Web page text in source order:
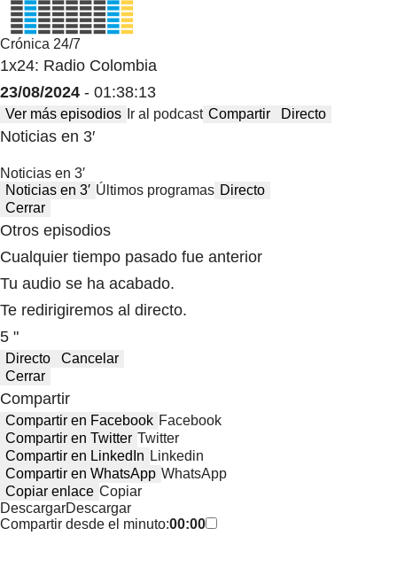
Crónica 24/7
1x24: Radio Colombia
23/08/2024 - 01:38:13
Ver más episodios Ir al podcast Compartir Directo
Noticias en 3′
Noticias en 3′
Noticias en 3′ Últimos programas Directo
Cerrar
Otros episodios
Cualquier tiempo pasado fue anterior
Tu audio se ha acabado.
Te redirigiremos al directo.
5 "
Directo
Cancelar
Cerrar
Compartir
Compartir en Facebook Facebook
Compartir en Twitter Twitter
Compartir en LinkedIn Linkedin
Compartir en WhatsApp WhatsApp
Copiar enlace Copiar
DescargarDescargar
Compartir desde el minuto:00:00